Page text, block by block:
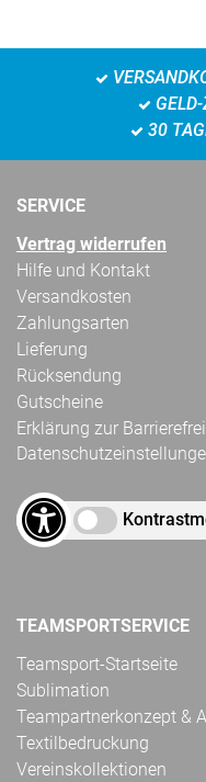
30
SERVICE
Vertrag widerrufen
Hilfe und Kontakt
Versandkosten
Zahlungsarten
Lieferung
Rücksendung
Gutscheine
Erklärung zur
TEAMSPORTSERVICE
Teamsport-Startseite
Sublimation
Teampartnerkonzept &
Textilbedruckung
Vereinskollektionen